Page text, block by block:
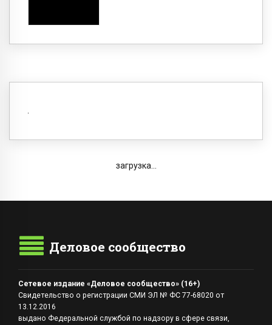
загрузка...
Деловое сообщество
Сетевое издание «Деловое сообщество» (16+)
Свидетельство о регистрации СМИ ЭЛ № ФС 77-68020 от
13.12.2016
выдано Федеральной службой по надзору в сфере связи,